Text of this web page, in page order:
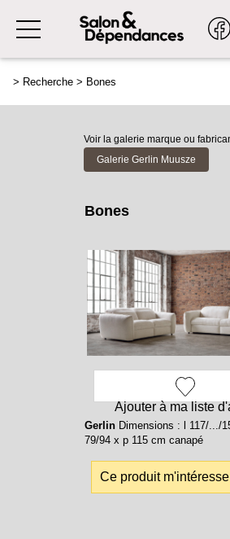
> Recherche > Bones
Voir la galerie marque ou
Galerie Gerlin Muusze
Ajouter à ma liste
Bones
GerlinDimensions : l 117/.../
79/94 x p 115 cm canapé
Ce produit m'intéresse